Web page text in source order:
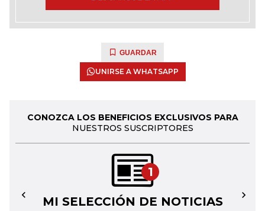
GUARDAR
UNIRSE A WHATSAPP
CONOZCA LOS BENEFICIOS EXCLUSIVOS PARA
NUESTROS SUSCRIPTORES
1
MI SELECCIÓN DE NOTICIAS
← →